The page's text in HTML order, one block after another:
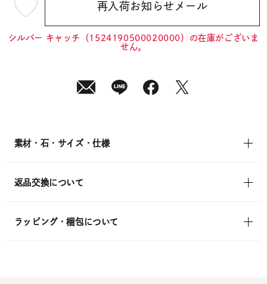
¥4,400 (tax
in)
再入荷お知らせメール
シルバー キャッチ（1524190500020000）の在庫がございま
せん。
素材・石・サイズ・仕様
返品交換について
ラッピング・梱包について